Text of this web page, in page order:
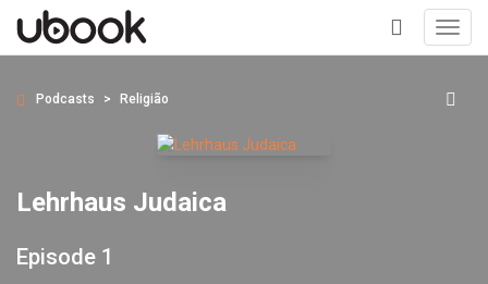
+
Podcasts Religião
Lehrhaus Judaica
Episode 1